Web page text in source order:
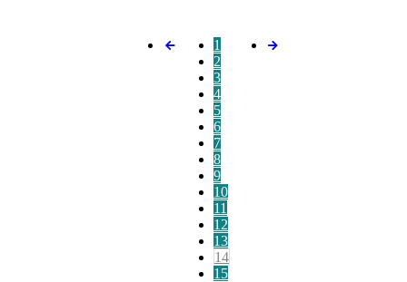
1
2
3
4
5
6
7
8
9
10
11
12
13
14
15